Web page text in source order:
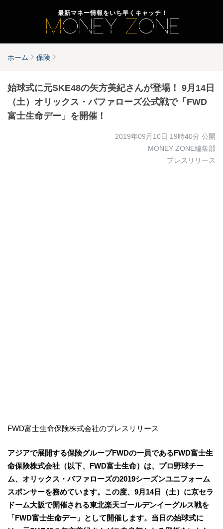
最新マネー情報をいち早くキャッチ！
ホーム 保険
始球式に元SKE48の矢方美紀さんが登場！ 9月14日
（土）オリックス・バファローズ公式戦で「FWD
富士生命デー」を開催！
2019年09月10日 19時40分 公開
MONEY ZONE編集部
プレスリリース
FWD富士生命保険株式会社のプレスリリース
アジアで展開する保険グループFWDの一員であるFWD富士生
命保険株式会社（以下、FWD富士生命）は、プロ野球チー
ム、オリックス・バファローズの2019シーズンユニフォーム
スポンサーを務めています。この度、9月14日（土）に京セラ
ドーム大阪で開催される東北楽天ゴールデンイーグルス戦を
「FWD富士生命デー」として開催します。当日の始球式に